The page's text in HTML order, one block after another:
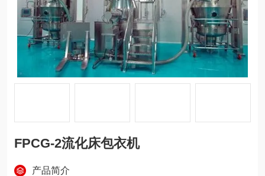
FPCG-2流化床包衣机
产品简介